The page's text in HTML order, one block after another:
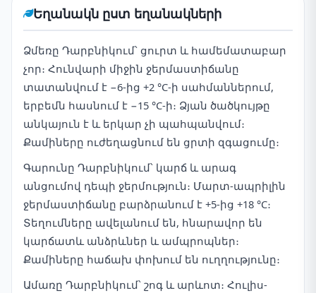
Եղանակն ըստ եղանակների
Ձմեռը Դարբնիկում՝ ցուրտ և համեմատաբար
չոր։ Հունվարի միջին ջերմաստիճանը
տատանվում է −6-ից +2 °C-ի սահմաններում,
երբեմն հասնում է −15 °C-ի։ Ձյան ծածկույթը
անկայուն է և երկար չի պահպանվում։
Քամիները ուժեղացնում են ցրտի զգացումը։
Գարունը Դարբնիկում՝ կարճ և արագ
անցումով դեպի ջերմություն։ Մարտ-ապրիլին
ջերմաստիճանը բարձրանում է +5-ից +18 °C։
Տեղումները ավելանում են, հնարավոր են
կարճատև անձրևներ և ամպրոպներ։
Քամիները հաճախ փոխում են ուղղությունը։
Ամառը Դարբնիկում՝ շոգ և արևոտ։ Հուլիս-